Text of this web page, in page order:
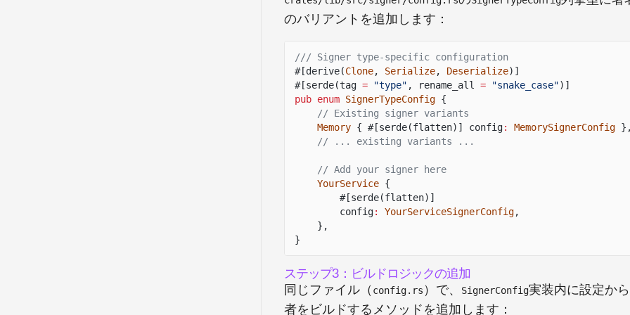
のバリアントを追加します：
/// Signer type-specific configuration
#[derive(Clone, Serialize, Deserialize)]
#[serde(tag = "type" , rename_all = "snake_case")]
pub enum SignerTypeConfig {
// Existing signer variants
Memory { #[serde(flatten)] config: MemorySignerConfig
// ... existing variants ...
// Add your signer here
YourService {
#[serde(flatten)]
config: YourServiceSignerConfig,
},
}
ステップ3：ビルドロジックの追加
同じファイル（ config.rs ）で、 SignerConfig実装内に設定か
者をビルドするメソッドを追加します：